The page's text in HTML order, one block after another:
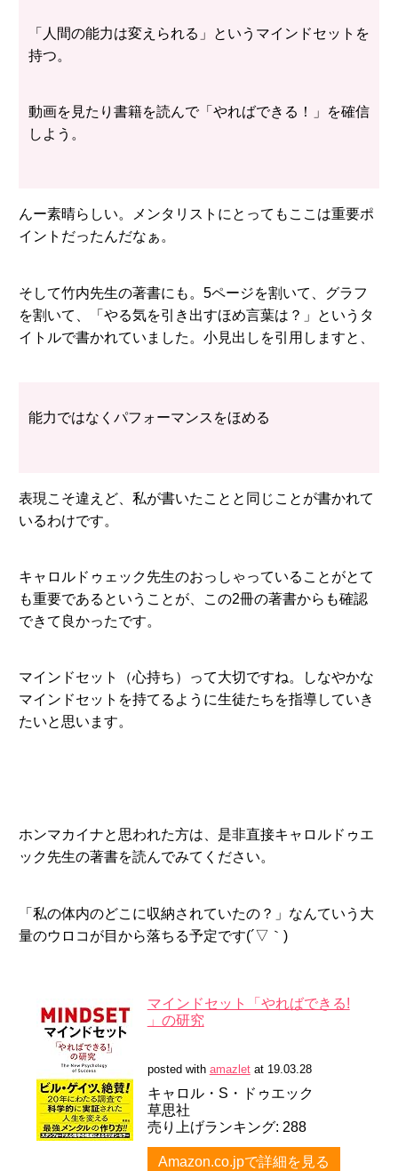
「人間の能力は変えられる」というマインドセットを
持つ。
動画を見たり書籍を読んで「やればできる！」を確信
しよう。
んー素晴らしい。メンタリストにとってもここは重要ポ
イントだったんだなぁ。
そして竹内先生の著書にも。5ページを割いて、グラフ
を割いて、「やる気を引き出すほめ言葉は？」というタ
イトルで書かれていました。小見出しを引用しますと、
能力ではなくパフォーマンスをほめる
表現こそ違えど、私が書いたことと同じことが書かれて
いるわけです。
キャロルドゥェック先生のおっしゃっていることがとて
も重要であるということが、この2冊の著書からも確認
できて良かったです。
マインドセット（心持ち）って大切ですね。しなやかな
マインドセットを持てるように生徒たちを指導していき
たいと思います。
ホンマカイナと思われた方は、是非直接キャロルドゥエ
ック先生の著書を読んでみてください。
「私の体内のどこに収納されていたの？」なんていう大
量のウロコが目から落ちる予定です(´▽｀)
マインドセット「やればできる!
」の研究
posted with amazletat 19.03.28
キャロル・S・ドゥエック
草思社
売り上げランキング: 288
Amazon.co.jpで詳細を見る